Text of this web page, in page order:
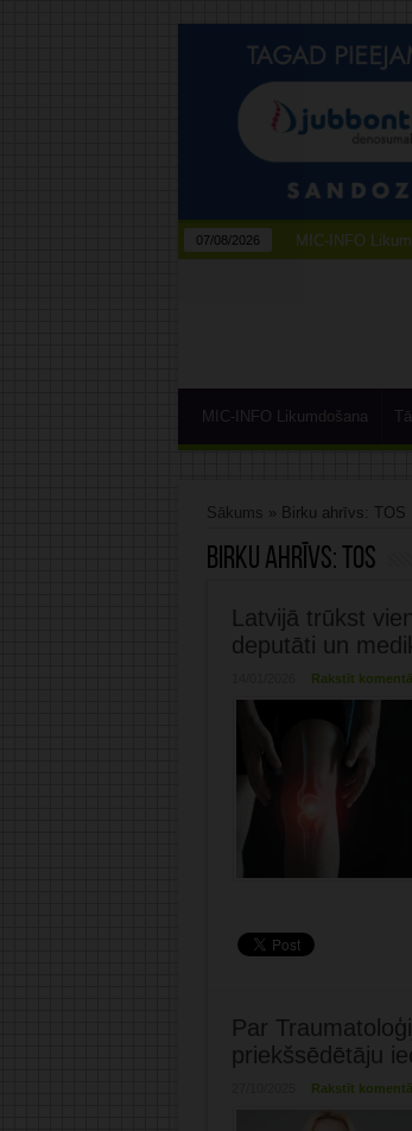
07/08/2026 MIC-INFO
MIC-INFO Likumdošana
Sākums » Birku ahrīvs: TOS
Birku ahrīvs: TOS
Latvijā trūkst
deputāti un
Rakstīt
Par
priekšsēdētāju
Rakstīt